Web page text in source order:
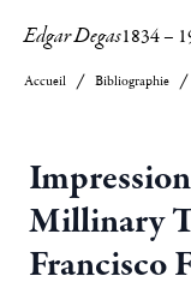
Edgar Degas1834–
Accueil Bibliographie
Millinary
Francisco